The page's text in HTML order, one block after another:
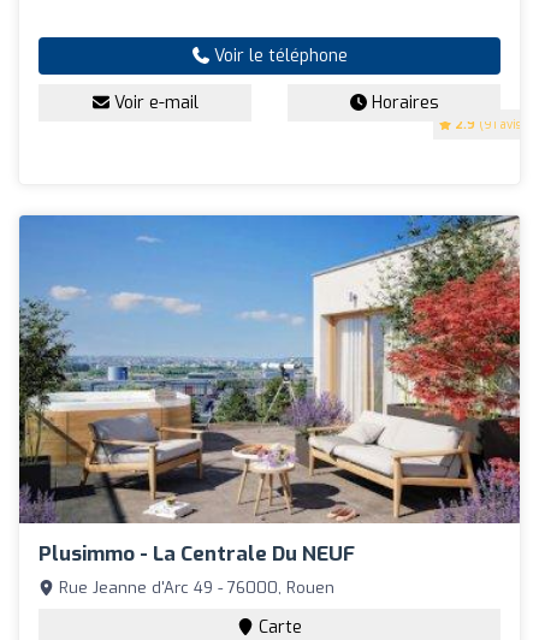
2.9 (91 avis)
Voir le téléphone
Voir e-mail Horaires
Plusimmo - La Centrale Du NEUF
Rue Jeanne d'Arc 49 - 76000, Rouen
Carte